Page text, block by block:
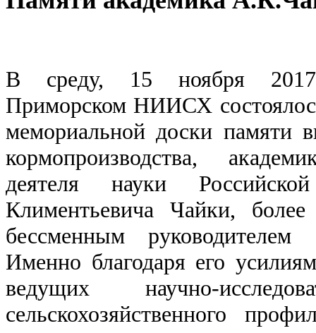
В среду, 15 ноября
Приморском НИИСХ
мемориальной доски памяти
кормопроизводства,
деятеля науки
Климентьевича Чайки,
бессменным
Именно благодаря его
ведущих научно-
сельскохозяйственного